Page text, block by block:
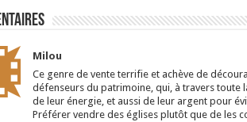
Milou
Ce genre de vente terrifie et achève de
défenseurs du patrimoine, qui, à travers toute
de leur énergie, et aussi de leur argent pour
Préférer vendre des églises plutôt que de les